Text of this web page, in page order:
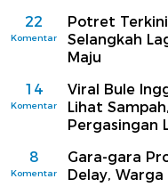
22
Komentar
Potret
Selangkah
Maju
14
Komentar
Viral Bule
Lihat
Pergasingan
8
Komentar
Gara-gara
Delay,